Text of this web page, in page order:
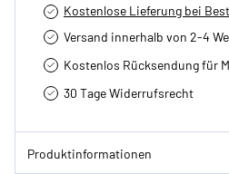
Kostenlose Lieferung bei
Versand innerhalb von 2-4
Kostenlos Rücksendung für
30 Tage Widerrufsrecht
Produktinformationen